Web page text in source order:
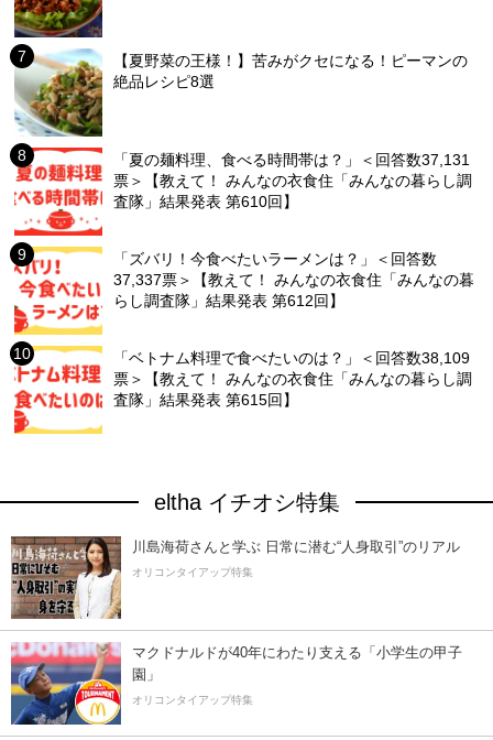
【夏野菜の王様！】苦みがクセになる！ピーマンの
絶品レシピ8選
「夏の麺料理、食べる時間帯は？」＜回答数37,131
票＞【教えて！ みんなの衣食住「みんなの暮らし調
査隊」結果発表 第610回】
「ズバリ！今食べたいラーメンは？」＜回答数
37,337票＞【教えて！ みんなの衣食住「みんなの暮
らし調査隊」結果発表 第612回】
「ベトナム料理で食べたいのは？」＜回答数38,109
票＞【教えて！ みんなの衣食住「みんなの暮らし調
査隊」結果発表 第615回】
eltha イチオシ特集
川島海荷さんと学ぶ 日常に潜む“人身取引”のリアル
オリコンタイアップ特集
マクドナルドが40年にわたり支える「小学生の甲子
園」
オリコンタイアップ特集